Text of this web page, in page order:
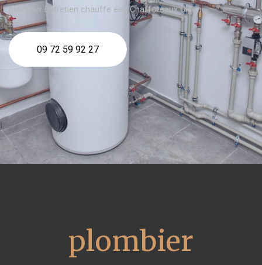
plombier Entretien chauffe eau Chaffoteaux Cléon
09 72 59 92 27
plombier